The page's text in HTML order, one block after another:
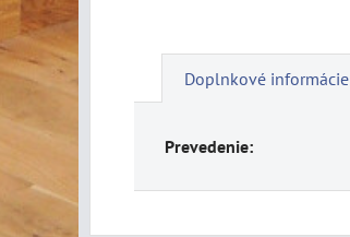
Doplnkové informácie
Prevedenie: